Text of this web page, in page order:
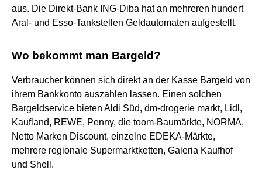
aus. Die Direkt-Bank ING-Diba hat an mehreren hundert
Aral- und Esso-Tankstellen Geldautomaten aufgestellt.
Wo bekommt man Bargeld?
Verbraucher können sich direkt an der Kasse Bargeld von
ihrem Bankkonto auszahlen lassen. Einen solchen
Bargeldservice bieten Aldi Süd, dm-drogerie markt, Lidl,
Kaufland, REWE, Penny, die toom-Baumärkte, NORMA,
Netto Marken Discount, einzelne EDEKA-Märkte,
mehrere regionale Supermarktketten, Galeria Kaufhof
und Shell.